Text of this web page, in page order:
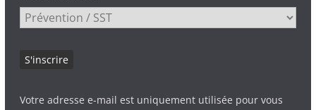
Votre adresse e-mail est uniquement utilisée pour vous